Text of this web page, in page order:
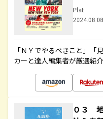
Plat
「ＮＹでやるべきこと」「
カーと達人編集者が厳選紹
０３